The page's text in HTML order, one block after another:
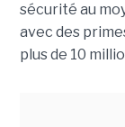
sécurité au
avec des
plus de 10